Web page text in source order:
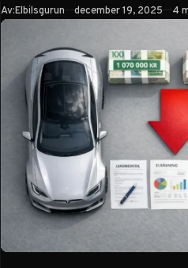
Av:Elbilsgurun Publicerad
december 19, 2025 4